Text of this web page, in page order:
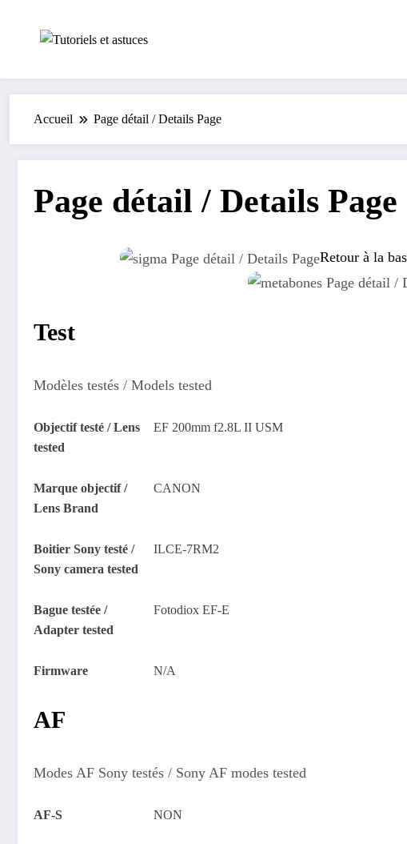
Accueil Page détail / Details Page
Page détail / Details Page
Retour à la
Test
Modèles testés / Models tested
Objectif testé / Lens
tested
EF 200mm f2.8L II USM
Marque objectif /
Lens Brand
CANON
Boitier Sony testé /
Sony camera tested
ILCE-7RM2
Bague testée /
Adapter tested
Fotodiox EF-E
Firmware N/A
AF
Modes AF Sony testés / Sony AF modes tested
AF-S NON